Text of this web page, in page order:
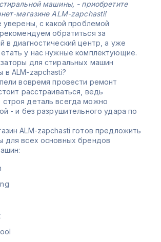
машины, - приобретите
магазине ALM-zapchasti!
уверены, с какой проблемой
обратиться за
в диагностический центр, а уже
у нас нужные комплектующие.
для стиральных машин
в ALM-zapchasti?
вовремя провести ремонт
расстраиваться, ведь
деталь всегда можно
- и без разрушительного удара по
ALM-zapchasti готов предложить
для всех основных брендов